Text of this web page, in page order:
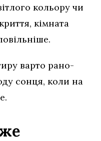
кольору чи
кімната
варто рано-
сонця, коли на